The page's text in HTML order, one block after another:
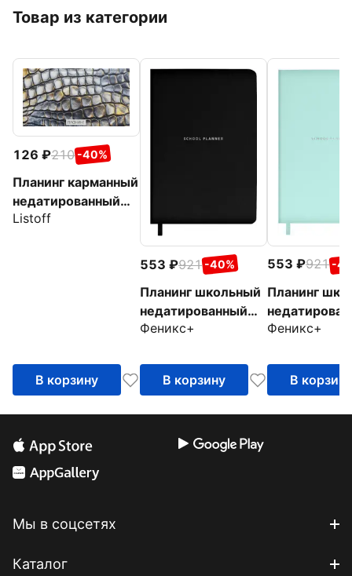
Товар из категории
126 210 -40%
Планинг карманный
недатированный
Snake, 64 листа
Listoff
В корзину
553 921 -40%
Планинг школьный
недатированный
Плонже чёрный,
Феникс+
В корзину
553 921 -
Планинг
Плонже
Феникс+
В корзину
Мы в соцсетях
Каталог